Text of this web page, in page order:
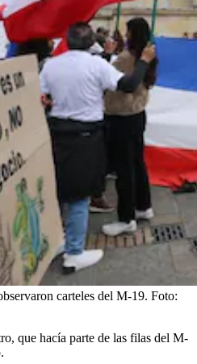
carteles del M-19. Foto:
que hacía parte de las filas del M-